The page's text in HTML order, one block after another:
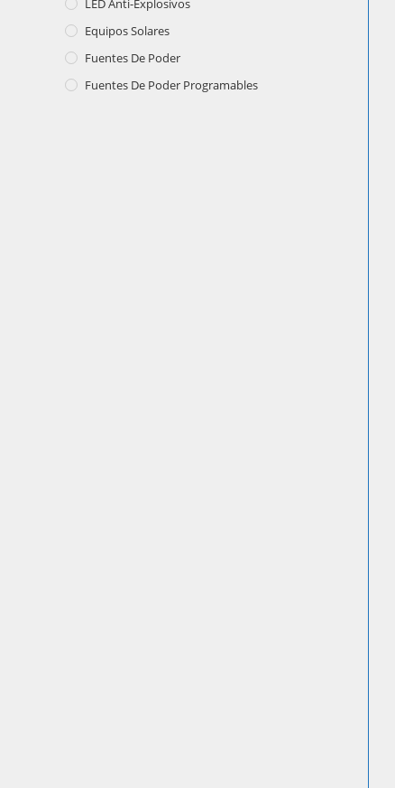
LED Anti-Explosivos
Equipos Solares
Fuentes De Poder
Fuentes De Poder Programables